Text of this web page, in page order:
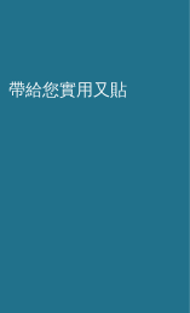
帶給您實用又貼